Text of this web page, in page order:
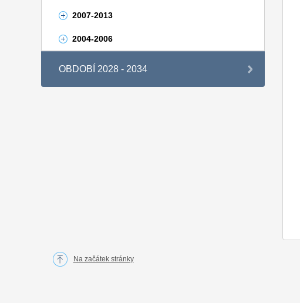
2007-2013
2004-2006
OBDOBÍ 2028 - 2034
Na začátek stránky